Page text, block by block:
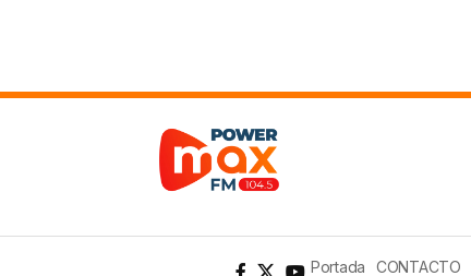
Portada CONTACTO